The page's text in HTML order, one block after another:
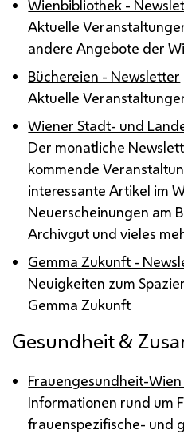
Wienbibliothek -
Aktuelle
andere Angebote der
Büchereien - Newsletter
Aktuelle
Wiener Stadt- und
Der monatliche
kommende
interessante Artikel im
Neuerscheinungen am
Archivgut und vieles
Gemma Zukunft -
Neuigkeiten zum
Gemma Zukunft
Gesundheit &
Frauengesundheit-
Informationen rund um
frauenspezifische- und